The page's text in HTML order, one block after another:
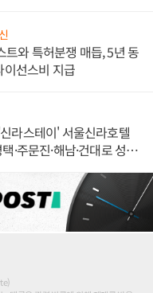
트와 특허분쟁 매듭, 5년 동
이선스비 지급
라스테이' 서울신라호텔
·주문진·해남·건대로 성